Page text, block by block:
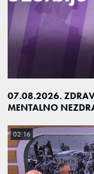
07.08.2026.
MENTALNO
02:16